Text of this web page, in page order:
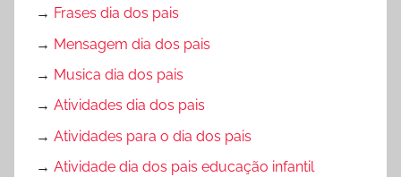
→ Frases dia dos pais
→ Mensagem dia dos pais
→ Musica dia dos pais
→ Atividades dia dos pais
→ Atividades para o dia dos pais
→ Atividade dia dos pais educação infantil